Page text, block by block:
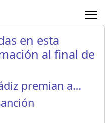
en esta
al final de
premian a…